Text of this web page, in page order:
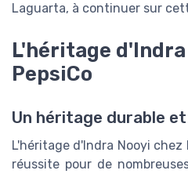
Laguarta, à continuer sur
L'héritage
PepsiCo
Un héritage durable
L'héritage d'Indra Nooyi
réussite pour de